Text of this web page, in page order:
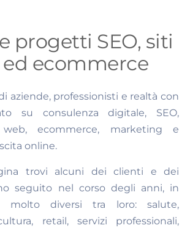
progetti SEO, siti
ecommerce
aziende, professionisti e realtà con
su consulenza digitale, SEO,
ecommerce, marketing e
online.
trovi alcuni dei clienti e dei
seguito nel corso degli anni, in
molto diversi tra loro: salute,
retail, servizi professionali,